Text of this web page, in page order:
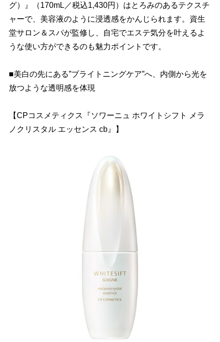
グ）』（170mL／税込1,430円）はとろみのあるテクスチ
ャーで、美容液のように浸透感をかんじられます。資生
堂サロン＆スパが監修し、自宅でエステ気分を叶えるよ
うな使い方ができるのも魅力ポイントです。
■美白の先にある”ブライトニングケア”へ、内側から光を
放つような透明感を体現
【CPコスメティクス『ソワーニュ ホワイトシフト メラ
ノクリスタル エッセンス cb』】